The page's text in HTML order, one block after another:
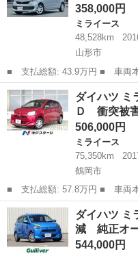
358,000円
ミライース
48,528km
山形市
■ 支払総額: 43.9万円 ■ 車両本体価格： 358,000 円 ■ メーカー
名： ダイハツ ■ 車種名：
正ＣＤオーディオ キーレス
レベライザー...
山形 山形市 ミライース
ダイハツ
Ｄ 衝突被
506,000円
ミライース
75,350km
鶴岡市
■ 支払総額: 57.8万円 ■ 車両本体価格： 506,000 円 ■ メーカー
名： ダイハツ ■ 車種名：
ＡＩＩＩ ４ＷＤ 衝突被害軽
ム ＣＤ コ...
山形 鶴岡市 ミライース
ダイハツ
減 純正オ
544,000円